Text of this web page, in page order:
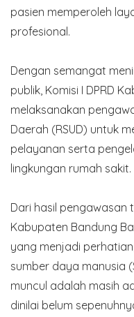
pasien memperoleh
profesional.
Dengan semangat
publik, Komisi I DPRD
melaksanakan
Daerah (RSUD) untuk
pelayanan serta
lingkungan rumah sakit.
Dari hasil pengawasan
Kabupaten Bandung
yang menjadi
sumber daya manusia
muncul adalah masih
dinilai belum